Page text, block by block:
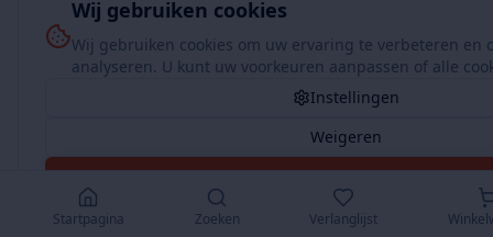
Wij gebruiken cookies
Wij gebruiken cookies om uw ervaring te verbeteren en
analyseren. U kunt uw voorkeuren aanpassen of alle
Instellingen
Weigeren
Accepteer Alles
Startpagina Zoeken Verlanglijst